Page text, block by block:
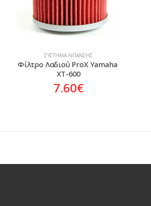
ΣΎΣΤΗΜΑ ΛΊΠΑΝΣΗΣ
Φίλτρο Λαδιού ProX Yamaha
XT-600
7.60€